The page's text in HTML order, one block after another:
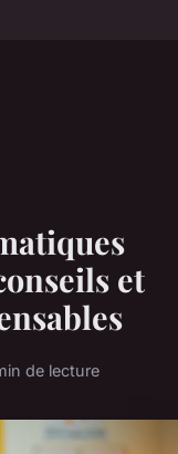
et
de lecture